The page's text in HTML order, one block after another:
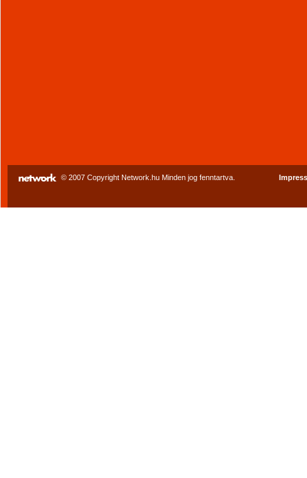
© 2007 Copyright Network.hu Minden jog fenntartva.